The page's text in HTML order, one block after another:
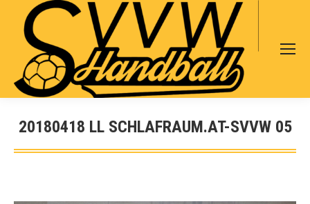
Search:
20180418 LL SCHLAFRAUM.AT-SVVW 05
Sie befinden sich hier: